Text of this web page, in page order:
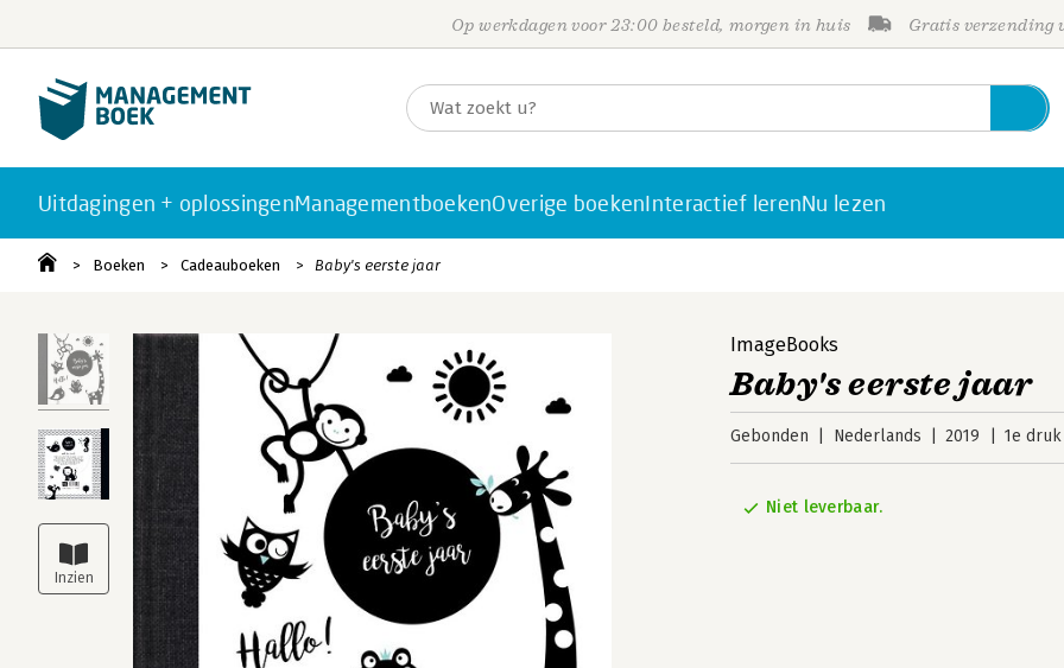
Op werkdagen voor 23:00 besteld, morgen in huis Gratis verzending
Uitdagingen + oplossingenManagementboekenOverige boekenInteractief lerenNu lezen
Boeken Cadeauboeken Baby's eerste jaar
ImageBooks
Baby's eerste jaar
Gebonden Nederlands 2019 1e druk
Niet leverbaar.